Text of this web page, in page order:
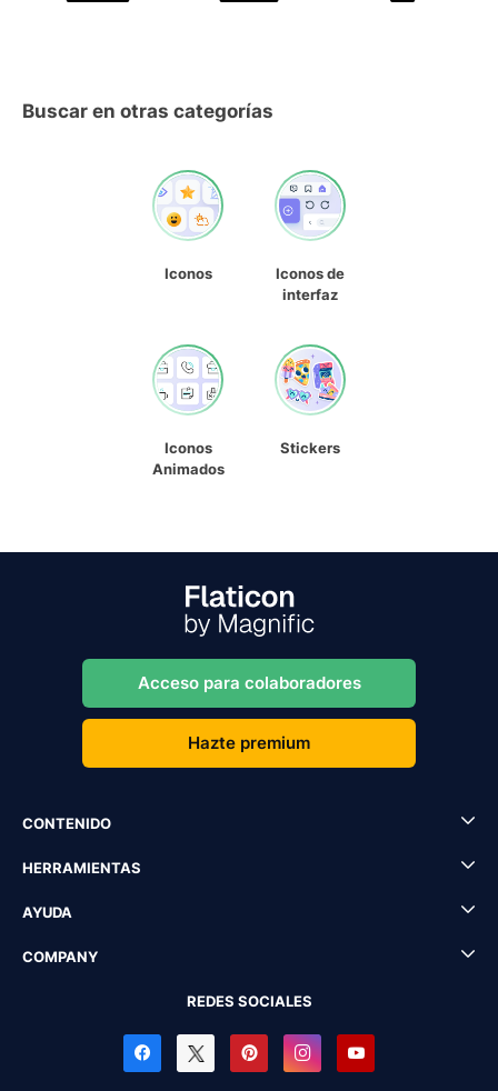
Buscar en otras categorías
Iconos
Iconos de
interfaz
Iconos
Animados
Stickers
Acceso para colaboradores
Hazte premium
CONTENIDO
HERRAMIENTAS
AYUDA
COMPANY
REDES SOCIALES